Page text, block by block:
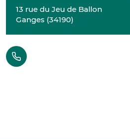
13 rue du Jeu de Ballon
Ganges (34190)